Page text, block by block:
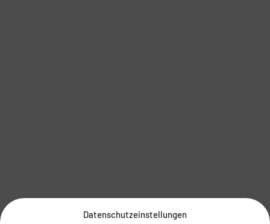
Datenschutzeinstellungen